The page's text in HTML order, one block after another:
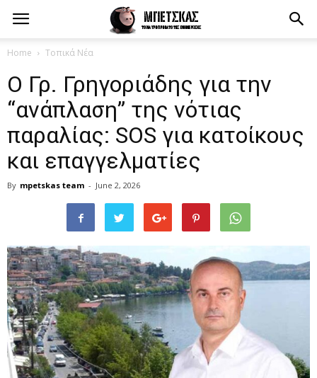
Home Τοπικά Νέα
Ο Γρ. Γρηγοριάδης για την
“ανάπλαση” της νότιας
παραλίας: SOS για κατοίκους
και επαγγελματίες
By mpetskas team - June 2, 2026